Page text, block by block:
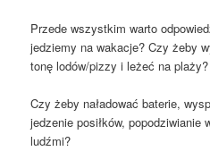
Przede wszystkim warto
jedziemy na wakacje? Czy żeby
tonę lodów/pizzy i leżeć na plaży?
Czy żeby naładować baterie,
jedzenie posiłków, popodziwianie
ludźmi?